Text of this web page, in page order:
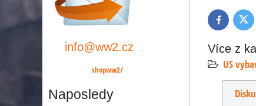
Facebook
Více z
US
info@ww2.cz
shopww2/
Naposledy